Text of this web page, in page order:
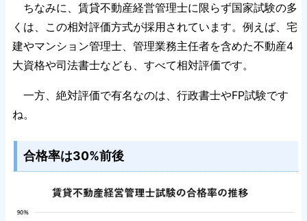
ちなみに、賃貸不動産経営管理士に限らず国家試験の多
くは、この相対評価方式が採用されています。例えば、宅
建やマンション管理士、管理業務主任者を含めた不動産4
大資格や司法書士なども、すべて相対評価です。
一方、絶対評価で有名なのは、行政書士やFP試験です
ね。
合格率は30%前後